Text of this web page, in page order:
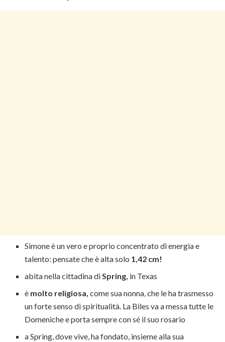
Simone è un vero e proprio concentrato di energia e
talento: pensate che è alta solo 1,42 cm!
abita nella cittadina diSpring, in Texas
è molto religiosa, come sua nonna, che le ha trasmesso
un forte senso di spiritualità. La Biles va a messa tutte le
Domeniche e porta sempre con sé il suo rosario
a Spring, dove vive, ha fondato, insieme alla sua